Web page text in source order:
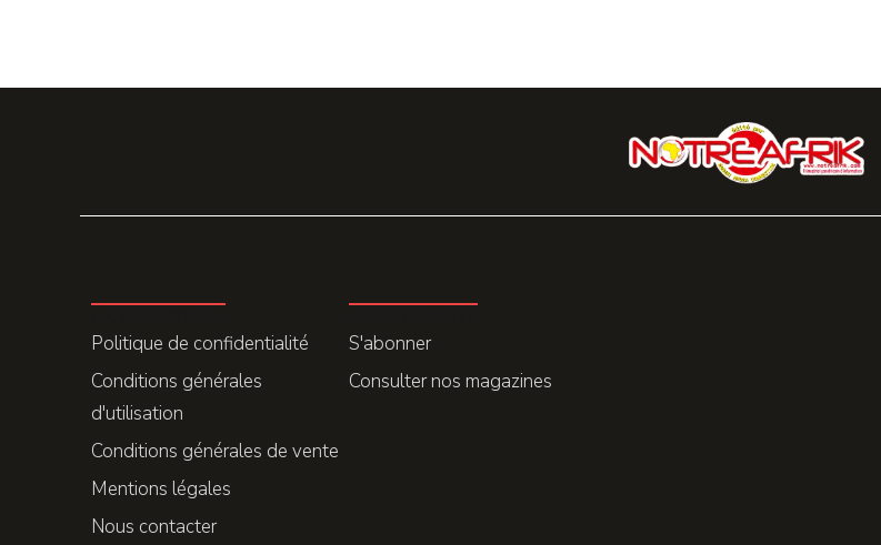
Politique de confidentialité
Conditions générales
d'utilisation
Conditions générales de vente
Mentions légales
Nous contacter
S'abonner
Consulter nos magazines